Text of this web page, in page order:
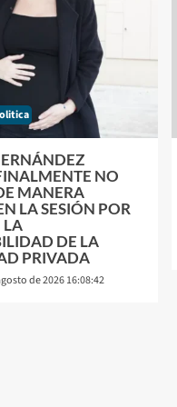
NO
MANERA
LA SESIÓN POR
LA
DE LA
PRIVADA
de 2026 16:08:42